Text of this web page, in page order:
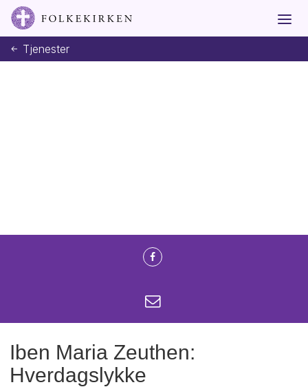
Tjenester
Iben Maria Zeuthen:
Hverdagslykke